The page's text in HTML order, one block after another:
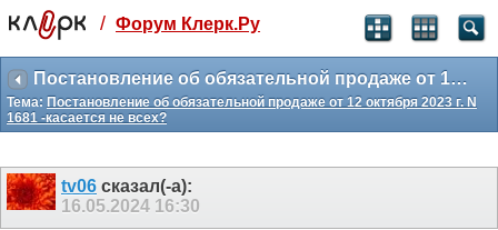
Святые угодники, Клерк без рекламы
прекрасен:)
месяц
99 ₽
259 ₽
-10%
/ Форум Клерк.Ру
Постановление об обязательной продаже от 12 октября 2023 г. N 1681 -касается не всех?
Тема: Постановление об обязательной продаже от 12 октября 2023 г. N
1681 -касается не всех?
tv06 сказал(-а):
16.05.2024 16:30